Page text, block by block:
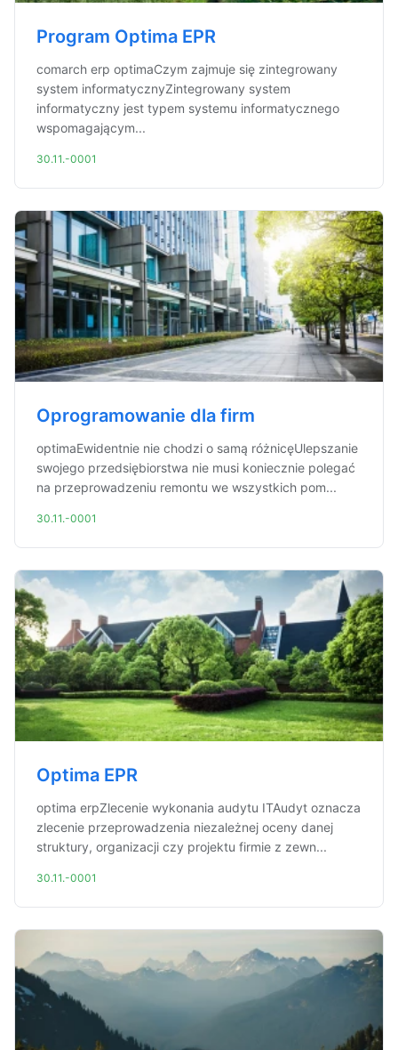
Program Optima EPR
comarch erp optimaCzym zajmuje się zintegrowany
system informatycznyZintegrowany system
informatyczny jest typem systemu informatycznego
wspomagającym...
30.11.-0001
Oprogramowanie dla firm
optimaEwidentnie nie chodzi o samą różnicęUlepszanie
swojego przedsiębiorstwa nie musi koniecznie polegać
na przeprowadzeniu remontu we wszystkich pom...
30.11.-0001
Optima EPR
optima erpZlecenie wykonania audytu ITAudyt oznacza
zlecenie przeprowadzenia niezależnej oceny danej
struktury, organizacji czy projektu firmie z zewn...
30.11.-0001